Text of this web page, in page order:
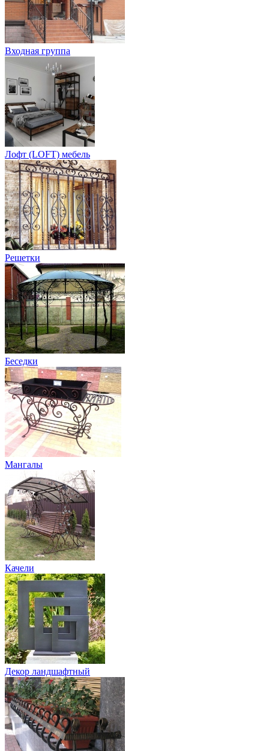
Входная группа
Лофт (LOFT) мебель
Решетки
Беседки
Мангалы
Качели
Декор ландшафтный